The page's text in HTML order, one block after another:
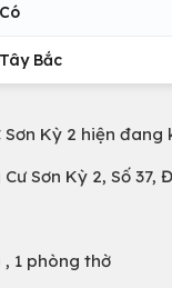
Có
Tây Bắc
Kỳ 2 hiện
Sơn Kỳ 2, Số 37,
, 1 phòng thờ